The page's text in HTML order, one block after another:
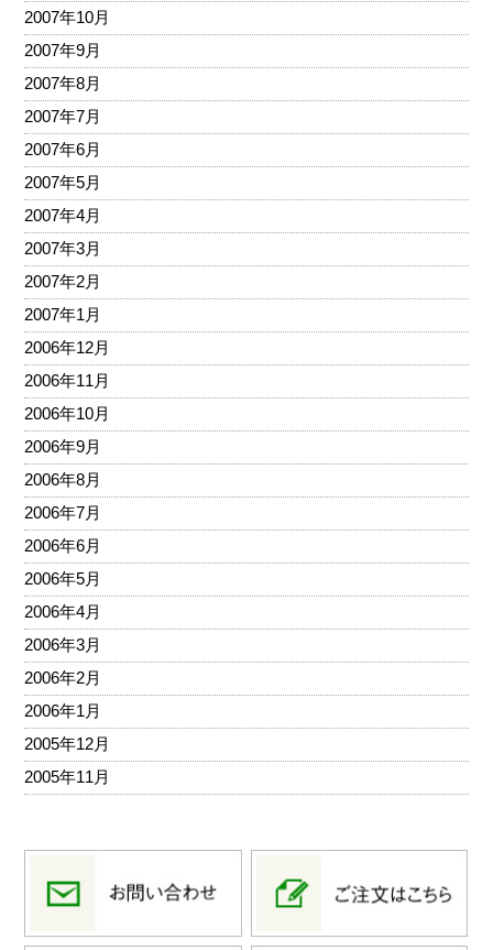
2007年10月
2007年9月
2007年8月
2007年7月
2007年6月
2007年5月
2007年4月
2007年3月
2007年2月
2007年1月
2006年12月
2006年11月
2006年10月
2006年9月
2006年8月
2006年7月
2006年6月
2006年5月
2006年4月
2006年3月
2006年2月
2006年1月
2005年12月
2005年11月